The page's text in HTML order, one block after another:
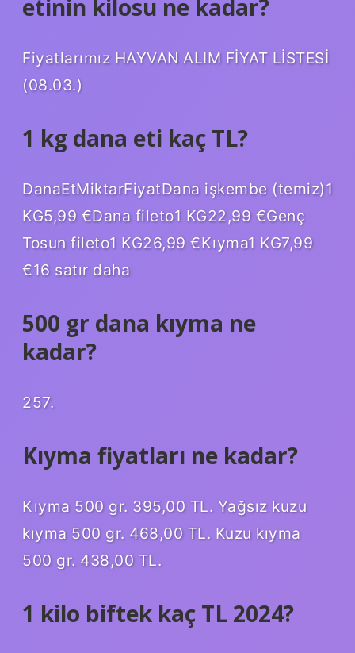
etinin kilosu ne kadar?
Fiyatlarımız HAYVAN ALIM FİYAT LİSTESİ
(08.03.)
1 kg dana eti kaç TL?
DanaEtMiktarFiyatDana işkembe (temiz)1
KG5,99 €Dana fileto1 KG22,99 €Genç
Tosun fileto1 KG26,99 €Kıyma1 KG7,99
€16 satır daha
500 gr dana kıyma ne
kadar?
257.
Kıyma fiyatları ne kadar?
Kıyma 500 gr. 395,00 TL. Yağsız kuzu
kıyma 500 gr. 468,00 TL. Kuzu kıyma
500 gr. 438,00 TL.
1 kilo biftek kaç TL 2024?